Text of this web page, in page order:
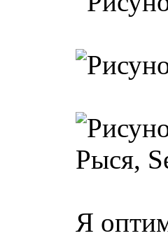
Рыся,
Я